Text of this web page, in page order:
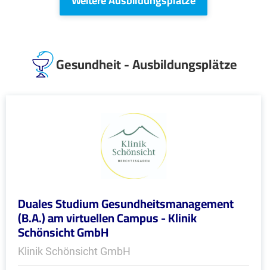
Gesundheit - Ausbildungsplätze
Duales Studium Gesundheitsmanagement
(B.A.) am virtuellen Campus - Klinik
Schönsicht GmbH
Klinik Schönsicht GmbH